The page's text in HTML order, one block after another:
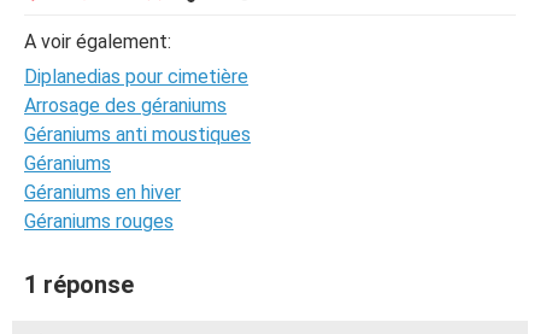
A voir également:
Diplanedias pour cimetière
Arrosage des géraniums
Géraniums anti moustiques
Géraniums
Géraniums en hiver
Géraniums rouges
1 réponse